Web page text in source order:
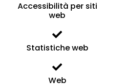
Accessibilità per siti
web
Statistiche web
Web